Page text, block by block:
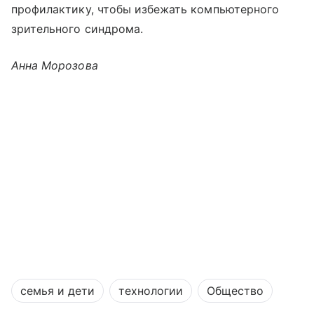
профилактику, чтобы избежать компьютерного
зрительного синдрома.
Анна Морозова
семья и дети технологии Общество